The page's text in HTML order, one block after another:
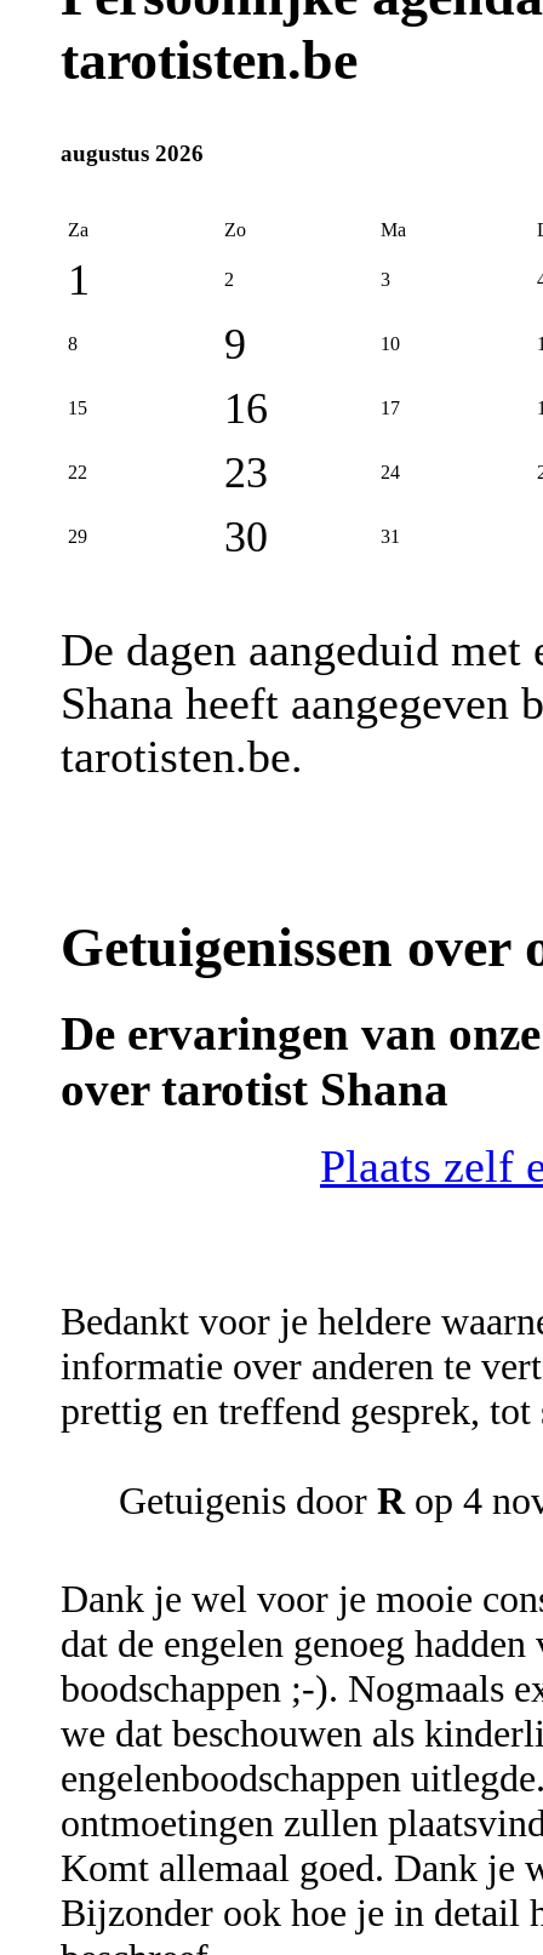
tarotisten.be
augustus 2026
Za Zo Ma
1 2 3
8 9 10
15 16 17
22 23 24
29 30 31
De dagen aangeduid met
Shana heeft aangegeven
tarotisten.be.
Getuigenissen over
De ervaringen van
over tarotist Shana
Plaats zelf
Bedankt voor je heldere
informatie over anderen te
prettig en treffend gesprek, tot
Getuigenis door Rop 4
Dank je wel voor je mooie
dat de engelen genoeg
boodschappen ;-). Nogmaals
we dat beschouwen als
engelenboodschappen
ontmoetingen zullen
Komt allemaal goed. Dank je
Bijzonder ook hoe je in detail